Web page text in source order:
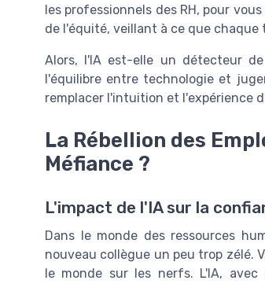
les professionnels des RH, pour
de l'équité, veillant à ce que
Alors, l'IA est-elle un détecteur
l'équilibre entre technologie et
remplacer l'intuition et l'expérience
La Rébellion des
Méfiance ?
L'impact de l'IA sur la
Dans le monde des ressources
nouveau collègue un peu trop zélé.
le monde sur les nerfs. L'IA, avec